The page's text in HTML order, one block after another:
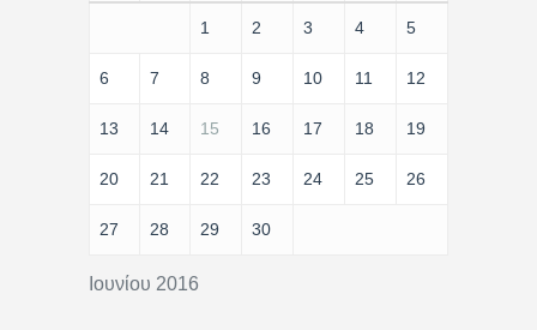
Ιουνίου 2016
1 2 3 4 5
6 7 8 9 10 11 12
13 14 15 16 17 18 19
20 21 22 23 24 25 26
27 28 29 30